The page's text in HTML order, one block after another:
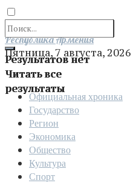
Результатов нет
Читать все
результаты
Отправить
Республика Армения
Пятница, 7 августа, 2026
Официальная хроника
Государство
Регион
Экономика
Общество
Культура
Спорт